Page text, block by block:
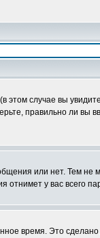
случае вы
правильно ли вы
или нет. Тем не
у вас всего
время. Это сделано